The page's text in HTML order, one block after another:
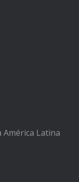
América Latina